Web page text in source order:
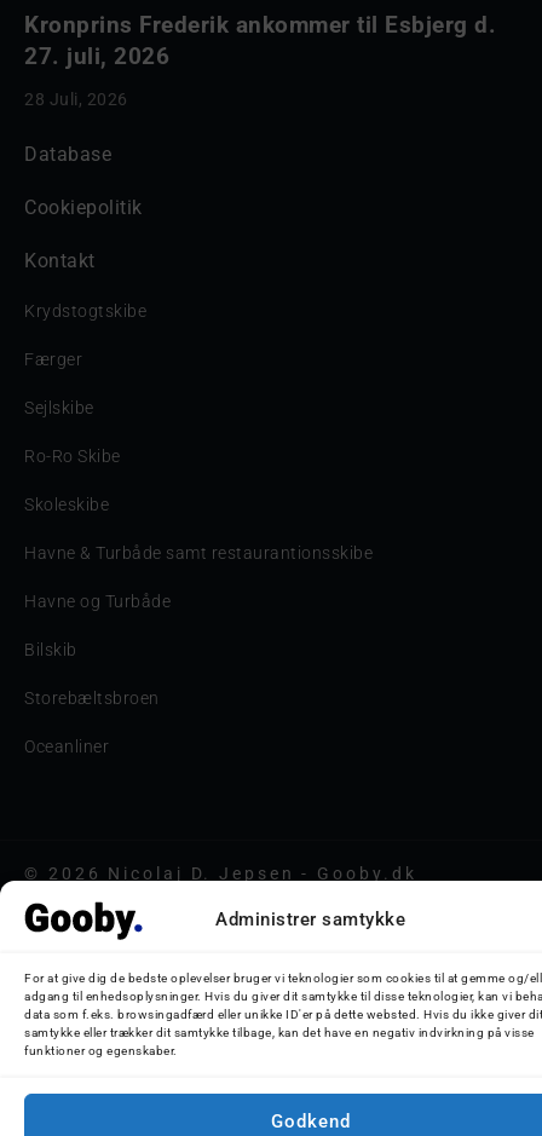
Administrer samtykke
For at give dig de bedste oplevelser bruger vi teknologier som cookies til at gemme og/
adgang til enhedsoplysninger. Hvis du giver dit samtykke til disse teknologier, kan vi
data som f.eks. browsingadfærd eller unikke ID'er på dette websted. Hvis du ikke giver dit
samtykke eller trækker dit samtykke tilbage, kan det have en negativ indvirkning på visse
funktioner og egenskaber.
Godkend
Kronprins Frederik ankommer til Esbjerg d.
27. juli, 2026
28 Juli, 2026
Database
Cookiepolitik
Kontakt
Krydstogtskibe
Færger
Sejlskibe
Ro-Ro Skibe
Skoleskibe
Havne & Turbåde samt restaurantionsskibe
Havne og Turbåde
Bilskib
Storebæltsbroen
Oceanliner
© 2026 Nicolaj D. Jepsen - Gooby.dk